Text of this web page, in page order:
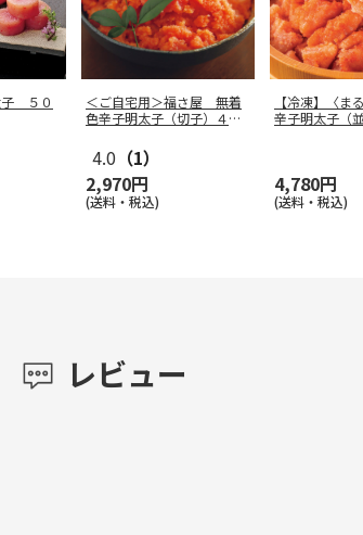
子 ５０
＜ご自宅用＞福さ屋 無着
色辛子明太子（切子）４５
4.0 （1）
2,970円
(送料・税込)
【冷凍】〈ま
辛子明太子（
4,780円
(送料・税込)
レビュー